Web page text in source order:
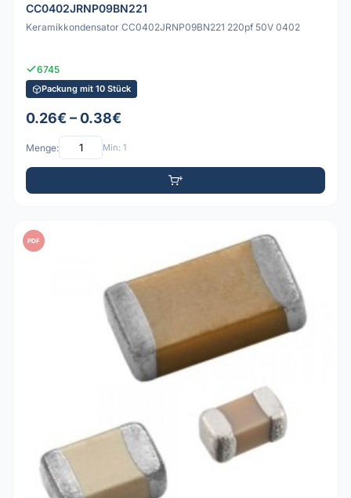
CC0402JRNP09BN221
Keramikkondensator CC0402JRNP09BN221 220pf 50V 0402
6745
Packung mit 10 Stück
0.26€ – 0.38€
Menge: Min: 1
PDF